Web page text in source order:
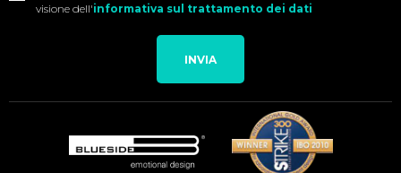
visione dell'informativa sul trattamento dei dati
INVIA